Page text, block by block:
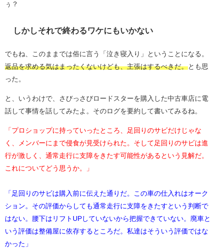
ぅ？
しかしそれで終わるワケにもいかない
でもね、このままでは俗に言う「泣き寝入り」ということになる。
返品を求める気はまったくないけども、主張はするべきだ。とも思
った。
と、いうわけで、さびっさびロードスターを購入した中古車店に電
話して事情を話してみたよ。そのログを要約して書いてみるね。
「プロショップに持っていったところ、足回りのサビだけじゃな
く、メンバーにまで侵食が見受けられた。そして足回りのサビは進
行が激しく、通常走行に支障をきたす可能性があるという見解だ。
これについてどう思うか。」
「足回りのサビは購入前に伝えた通りだ。この車の仕入れはオーク
ション。その評価からしても通常走行に支障をきたすという判断で
はない。腰下はリフトUPしていないから把握できていない。廃車と
いう評価は整備屋に依存するところだ。私達はそういう評価ではな
かった」